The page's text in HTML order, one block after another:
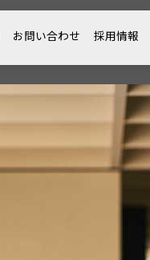
お問い合わせ 採用情報